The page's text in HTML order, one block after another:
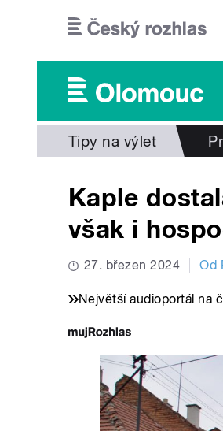
Tipy na výlet
Kaple
však i
27. březen 2024 Od
Největší audioportál na